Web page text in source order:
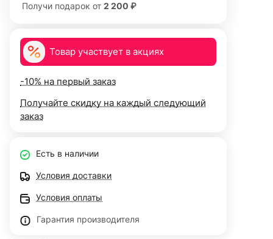
Получи подарок от 2 200 ₽
Товар участвует в акциях
-10% на первый заказ
Получайте скидку на каждый следующий
заказ
Есть в наличии
Условия доставки
Условия оплаты
Гарантия производителя